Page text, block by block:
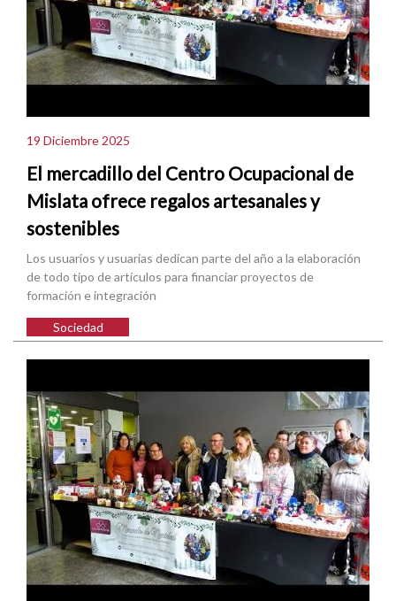
19 Diciembre 2025
El mercadillo del Centro Ocupacional de
Mislata ofrece regalos artesanales y
sostenibles
Los usuarios y usuarias dedican parte del año a la elaboración
de todo tipo de artículos para financiar proyectos de
formación e integración
Sociedad